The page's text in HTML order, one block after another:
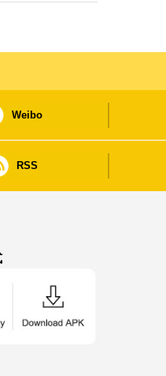
Weibo
RSS